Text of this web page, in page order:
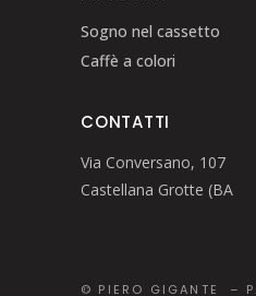
Sogno nel cassetto
Caffè a colori
CONTATTI
Via Conversano, 107
Castellana Grotte (BA
© PIERO GIGANTE –